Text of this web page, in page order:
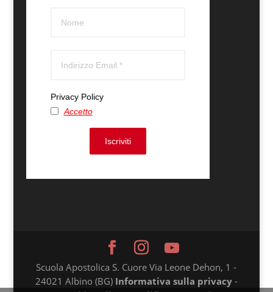
Privacy Policy
Accetto
Iscriviti
Scuola Apostolica S. Cuore Via Leone Dehon, 1 -
24021 Albino (BG) Informativa sulla privacy-